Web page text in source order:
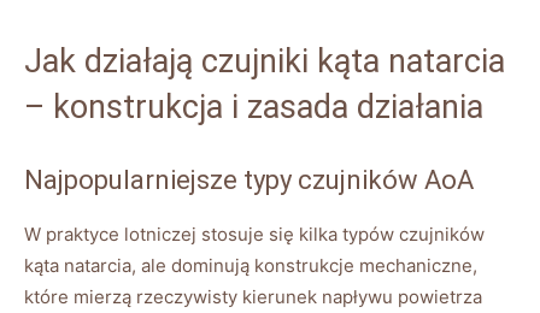
Jak działają czujniki kąta natarcia
– konstrukcja i zasada działania
Najpopularniejsze typy czujników AoA
W praktyce lotniczej stosuje się kilka typów czujników
kąta natarcia, ale dominują konstrukcje mechaniczne,
które mierzą rzeczywisty kierunek napływu powietrza